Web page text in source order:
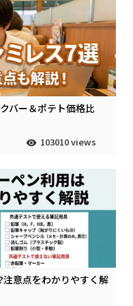
バー＆ポテト価格比
103010 views
意点をわかりやすく解